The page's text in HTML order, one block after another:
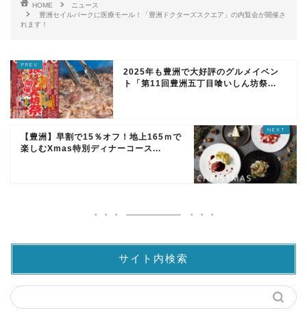
HOME
ニュース
豊洲セイルパークに医療モール！「豊洲ドクターズスクエア」の内覧会が開催さ
れます！
2025年も豊洲で大好評のグルメイベン
ト「第11回豊洲五丁目喰いしん坊祭...
【豊洲】早割で15％オフ！地上165ｍで
楽しむXmas特別ディナーコース...
サイト内検索